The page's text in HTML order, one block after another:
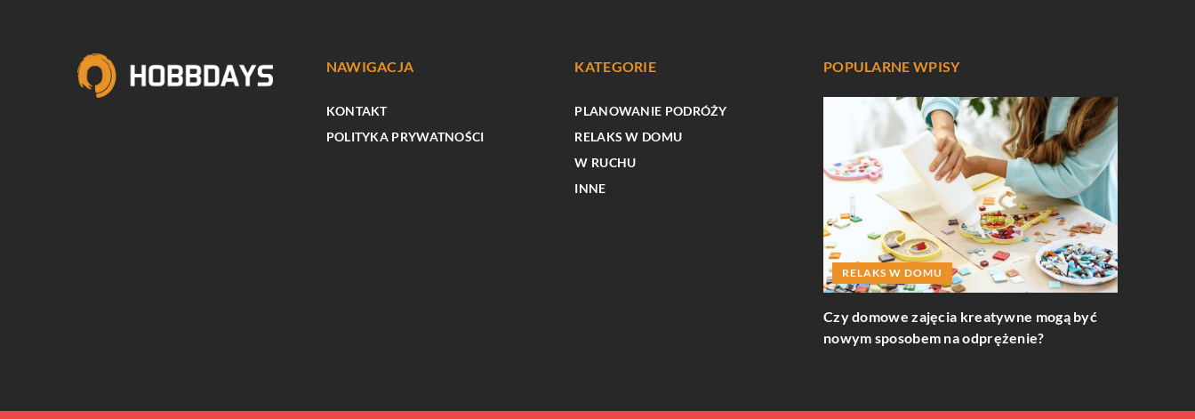
NAWIGACJA
KONTAKT
POLITYKA PRYWATNOŚCI
KATEGORIE
PLANOWANIE PODRÓŻY
RELAKS W DOMU
W RUCHU
INNE
POPULARNE WPISY
RELAKS W DOMU
Czy domowe zajęcia kreatywne mogą być
nowym sposobem na odprężenie?